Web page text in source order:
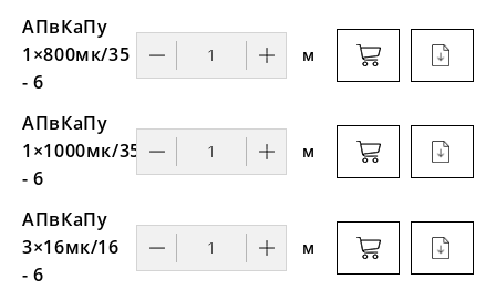
АПвКаПу
1×800мк/35
- 6
м
АПвКаПу
1×1000мк/35
- 6
м
АПвКаПу
3×16мк/16
- 6
м